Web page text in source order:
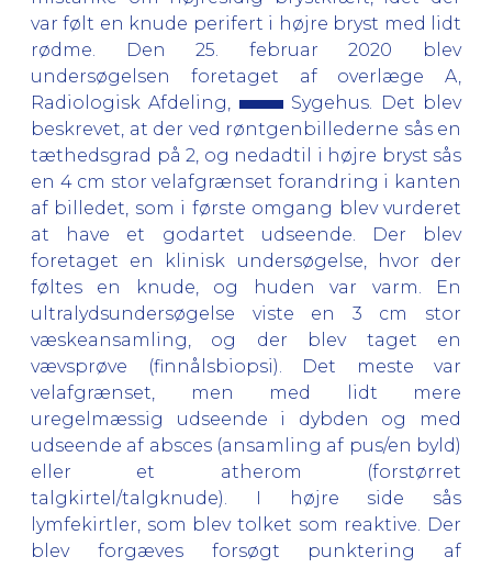
var følt en knude perifert i højre bryst med lidt
rødme. Den 25. februar 2020 blev
undersøgelsen foretaget af overlæge A,
Radiologisk Afdeling,
Sygehus. Det blev
beskrevet, at der ved røntgenbillederne sås en
tæthedsgrad på 2, og nedadtil i højre bryst sås
en 4 cm stor velafgrænset forandring i kanten
af billedet, som i første omgang blev vurderet
at have et godartet udseende. Der blev
foretaget en klinisk undersøgelse, hvor der
føltes en knude, og huden var varm. En
ultralydsundersøgelse viste en 3 cm stor
væskeansamling, og der blev taget en
vævsprøve (finnålsbiopsi). Det meste var
velafgrænset, men med lidt mere
uregelmæssig udseende i dybden og med
udseende af absces (ansamling af pus/en byld)
eller et atherom (forstørret
talgkirtel/talgknude). I højre side sås
lymfekirtler, som blev tolket som reaktive. Der
blev forgæves forsøgt punktering af